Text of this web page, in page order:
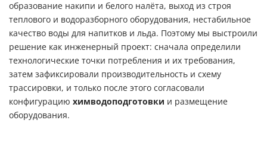
образование накипи и белого налёта, выход из строя
теплового и водоразборного оборудования, нестабильное
качество воды для напитков и льда. Поэтому мы выстроили
решение как инженерный проект: сначала определили
технологические точки потребления и их требования,
затем зафиксировали производительность и схему
трассировки, и только после этого согласовали
конфигурацию химводоподготовки и размещение
оборудования.